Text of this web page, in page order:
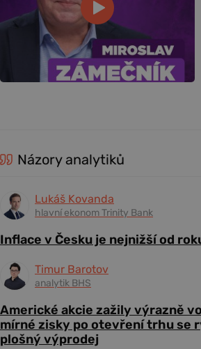
Názory analytiků
Lukáš Kovanda
hlavní ekonom Trinity Bank
Inflace v Česku je nejnižší od
Timur Barotov
analytik BHS
Americké akcie zažily výrazně
mírné zisky po otevření trhu se
plošný výprodej